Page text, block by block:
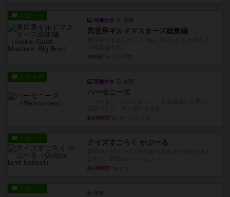
レビュー
画像付き 充実
異世界ギルドマスターズ総集編
38分前
レビュー
画像付き 充実
ハーモニーズ
約1時間前
レビュー クイズすごろく かぶーる
約1時間前
レビュー
充実